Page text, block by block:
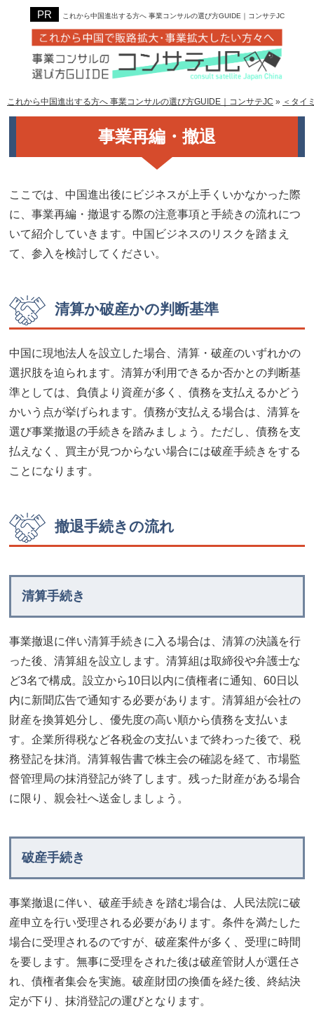
これから中国進出する方へ 事業コンサルの選び方GUIDE｜コンサテJC
これから中国進出する方へ 事業コンサルの選び方GUIDE｜コンサテJC » ＜タイ
事業再編・撤退
ここでは、中国進出後にビジネスが上手くいかなかった際
に、事業再編・撤退する際の注意事項と手続きの流れにつ
いて紹介していきます。中国ビジネスのリスクを踏まえ
て、参入を検討してください。
清算か破産かの判断基準
中国に現地法人を設立した場合、清算・破産のいずれかの
選択肢を迫られます。清算が利用できるか否かとの判断基
準としては、負債より資産が多く、債務を支払えるかどう
かいう点が挙げられます。債務が支払える場合は、清算を
選び事業撤退の手続きを踏みましょう。ただし、債務を支
払えなく、買主が見つからない場合には破産手続きをする
ことになります。
撤退手続きの流れ
清算手続き
事業撤退に伴い清算手続きに入る場合は、清算の決議を行
った後、清算組を設立します。清算組は取締役や弁護士な
ど3名で構成。設立から10日以内に債権者に通知、60日以
内に新聞広告で通知する必要があります。清算組が会社の
財産を換算処分し、優先度の高い順から債務を支払いま
す。企業所得税など各税金の支払いまで終わった後で、税
務登記を抹消。清算報告書で株主会の確認を経て、市場監
督管理局の抹消登記が終了します。残った財産がある場合
に限り、親会社へ送金しましょう。
破産手続き
事業撤退に伴い、破産手続きを踏む場合は、人民法院に破
産申立を行い受理される必要があります。条件を満たした
場合に受理されるのですが、破産案件が多く、受理に時間
を要します。無事に受理をされた後は破産管財人が選任さ
れ、債権者集会を実施。破産財団の換価を経た後、終結決
定が下り、抹消登記の運びとなります。